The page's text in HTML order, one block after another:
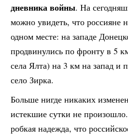
дневника войны. На
можно увидеть, что россияне
одном месте: на западе
продвинулись по фронту в 5
села Ялта) на 3 км на запад и
село Зирка.
Больше нигде никаких
истекшие сутки не
робкая надежда, что